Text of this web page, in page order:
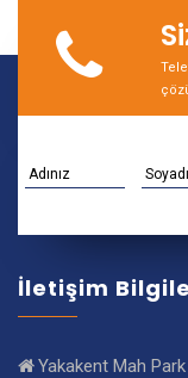
İletişim
Yakakent Mah